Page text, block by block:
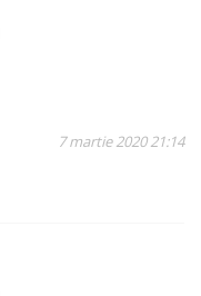
7 martie 2020 21:14